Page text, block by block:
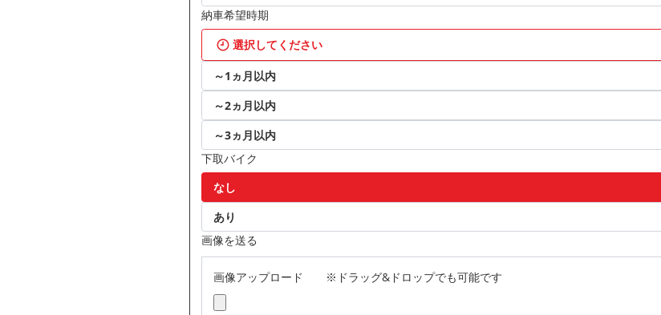
納車希望時期
選択してください
～1ヵ月以内
～2ヵ月以内
～3ヵ月以内
下取バイク
なし
あり
画像を送る
画像アップロード ※ドラッグ&ドロップでも可能です